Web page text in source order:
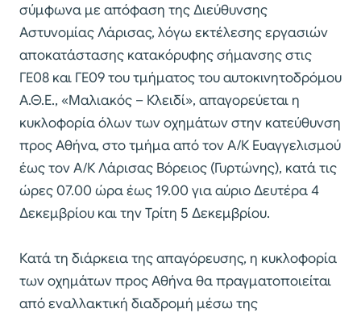
σύμφωνα με απόφαση της Διεύθυνσης
Αστυνομίας Λάρισας, λόγω εκτέλεσης εργασιών
αποκατάστασης κατακόρυφης σήμανσης στις
ΓΕ08 και ΓΕ09 του τμήματος του αυτοκινητοδρόμου
Α.Θ.Ε., «Μαλιακός – Κλειδί», απαγορεύεται η
κυκλοφορία όλων των οχημάτων στην κατεύθυνση
προς Αθήνα, στο τμήμα από τον Α/Κ Ευαγγελισμού
έως τον Α/Κ Λάρισας Βόρειος (Γυρτώνης), κατά τις
ώρες 07.00 ώρα έως 19.00 για αύριο Δευτέρα 4
Δεκεμβρίου και την Τρίτη 5 Δεκεμβρίου.
Κατά τη διάρκεια της απαγόρευσης, η κυκλοφορία
των οχημάτων προς Αθήνα θα πραγματοποιείται
από εναλλακτική διαδρομή μέσω της